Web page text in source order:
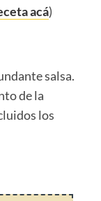
acá)
salsa.
de la
los